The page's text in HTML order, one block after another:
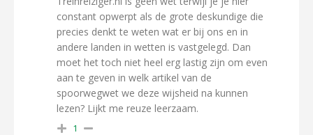
constant opwerpt als de grote deskundige die
precies denkt te weten wat er bij ons en in
andere landen in wetten is vastgelegd. Dan
moet het toch niet heel erg lastig zijn om even
aan te geven in welk artikel van de
spoorwegwet we deze wijsheid na kunnen
lezen? Lijkt me reuze leerzaam.
1